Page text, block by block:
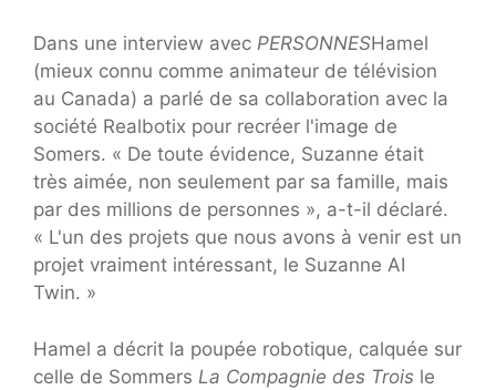
Dans une interview avec PERSONNESHamel
(mieux connu comme animateur de télévision
au Canada) a parlé de sa collaboration avec la
société Realbotix pour recréer l'image de
Somers. « De toute évidence, Suzanne était
très aimée, non seulement par sa famille, mais
par des millions de personnes », a-t-il déclaré.
« L'un des projets que nous avons à venir est un
projet vraiment intéressant, le Suzanne AI
Twin. »
Hamel a décrit la poupée robotique, calquée sur
celle de Sommers La Compagnie des Trois le